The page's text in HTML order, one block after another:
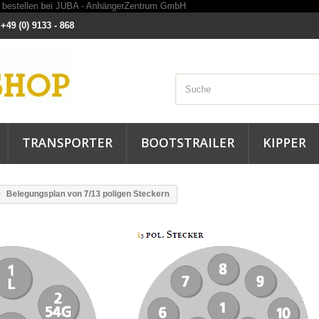
+49 (0) 9133 - 868
TRANSPORTER BOOTSTRAILER KIPPER
Belegungsplan von 7/13 poligen Steckern